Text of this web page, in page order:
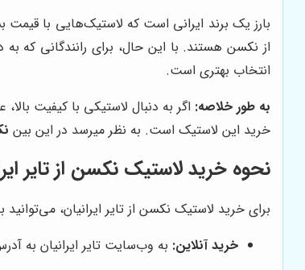
بارز یک برند ایرانی است که لاستیک‌هایی با قیمت
از نکسن هستند. با این حال، برای رانندگانی که
انتخاب بهتری است.
به طور خلاصه: اگر به دنبال لاستیکی با کیفیت
خرید این لاستیک است. به نظر میرسد در این بین
نحوه خرید لاستیک نکسن از تایر
برای خرید لاستیک نکسن از تایر ایرانیان،
خرید آنلاین: به وب‌سایت تایر ایرانیان به